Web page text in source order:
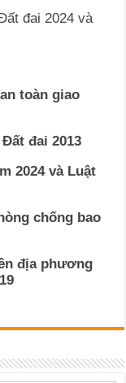
toàn giao
đai 2013
2024 và Luật
chống bao
địa phương